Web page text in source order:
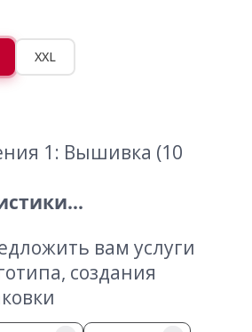
XXL
1: Вышивка (10
вам услуги
создания